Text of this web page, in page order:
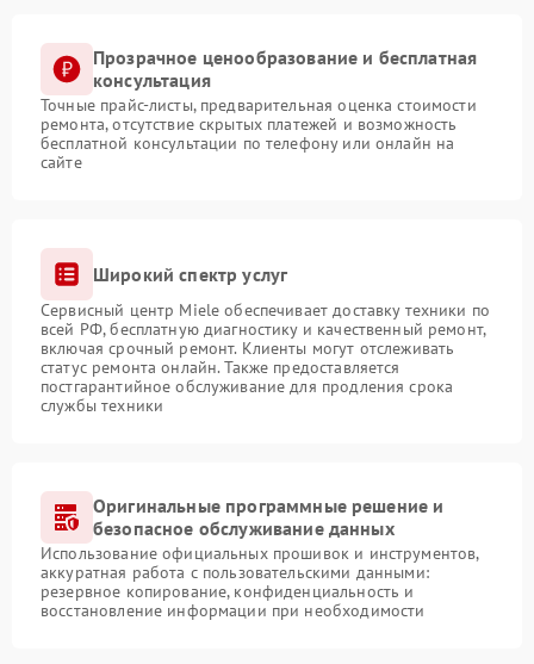
Прозрачное ценообразование и бесплатная
консультация
Точные прайс-листы, предварительная оценка стоимости
ремонта, отсутствие скрытых платежей и возможность
бесплатной консультации по телефону или онлайн на
сайте
Широкий спектр услуг
Сервисный центр Miele обеспечивает доставку техники по
всей РФ, бесплатную диагностику и качественный ремонт,
включая срочный ремонт. Клиенты могут отслеживать
статус ремонта онлайн. Также предоставляется
постгарантийное обслуживание для продления срока
службы техники
Оригинальные программные решение и
безопасное обслуживание данных
Использование официальных прошивок и инструментов,
аккуратная работа с пользовательскими данными:
резервное копирование, конфиденциальность и
восстановление информации при необходимости